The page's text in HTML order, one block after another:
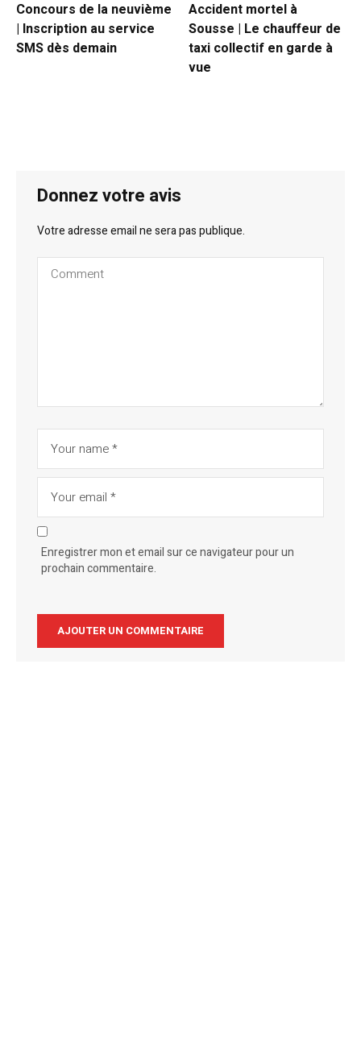
Concours de la neuvième
| Inscription au service
SMS dès demain
Accident mortel à
Sousse | Le chauffeur de
taxi collectif en garde à
vue
Donnez votre avis
Votre adresse email ne sera pas publique.
Enregistrer mon et email sur ce navigateur pour un
prochain commentaire.